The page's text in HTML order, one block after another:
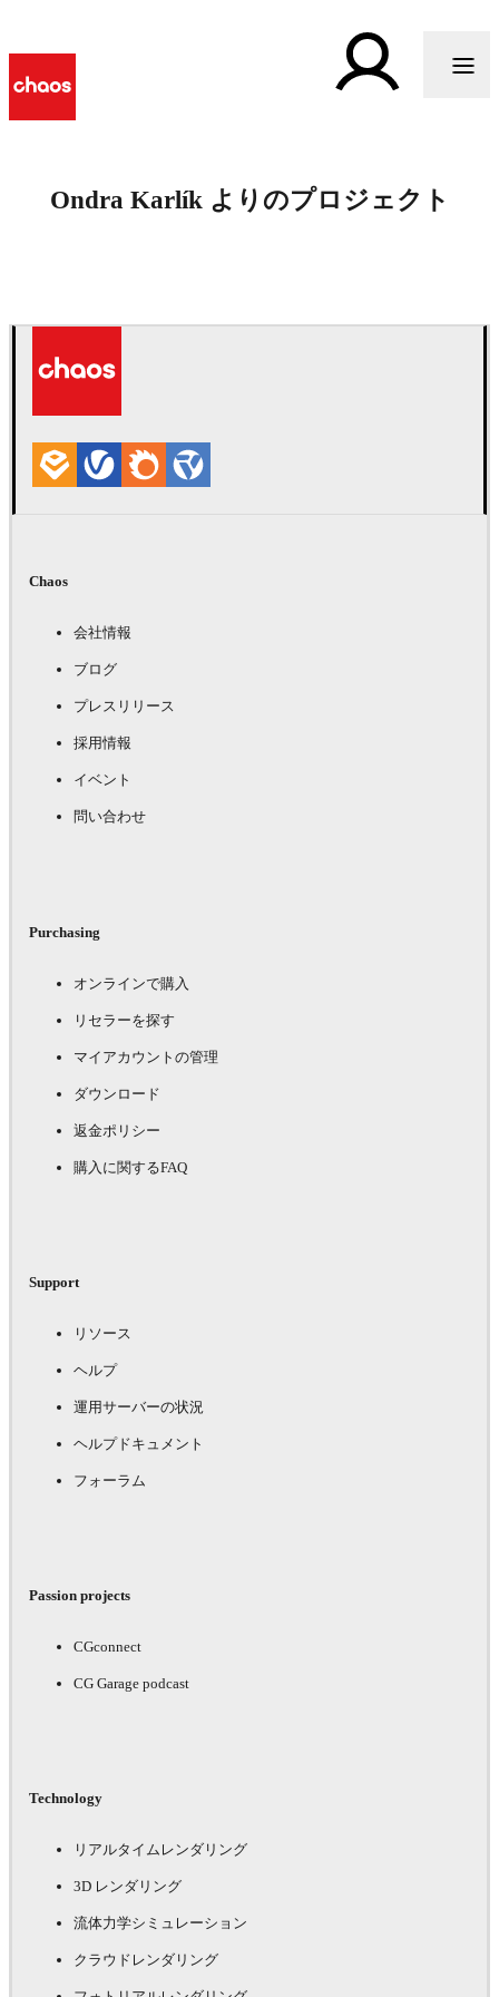
Ondra Karlík よりのプロジェクト
Chaos
会社情報
ブログ
プレスリリース
採用情報
イベント
問い合わせ
Purchasing
オンラインで購入
リセラーを探す
マイアカウントの管理
ダウンロード
返金ポリシー
購入に関するFAQ
Support
リソース
ヘルプ
運用サーバーの状況
ヘルプドキュメント
フォーラム
Passion projects
CGconnect
CG Garage podcast
Technology
リアルタイムレンダリング
3D レンダリング
流体力学シミュレーション
クラウドレンダリング